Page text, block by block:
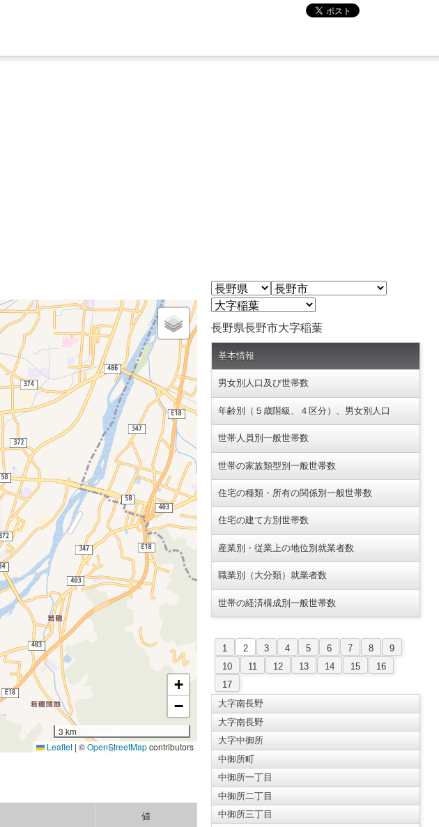
+
−
3 km
Leaflet | ©OpenStreetMapcontributors
値
長野県長野市大字稲葉
基本情報
男女別人口及び世帯数
年齢別（５歳階級、４区分）、男女別人口
世帯人員別一般世帯数
世帯の家族類型別一般世帯数
住宅の種類・所有の関係別一般世帯数
住宅の建て方別世帯数
産業別・従業上の地位別就業者数
職業別（大分類）就業者数
世帯の経済構成別一般世帯数
1 2 3 4 5 6 7 8
9
10
11 12 13 14 15
16
17
大字南長野
大字南長野
大字中御所
中御所町
中御所一丁目
中御所二丁目
中御所三丁目